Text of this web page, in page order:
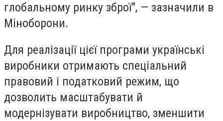
глобальному ринку зброї", — зазначили в
Міноборони.
Для реалізації цієї програми українські
виробники отримають спеціальний
правовий і податковий режим, що
дозволить масштабувати й
модернізувати виробництво, зменшити